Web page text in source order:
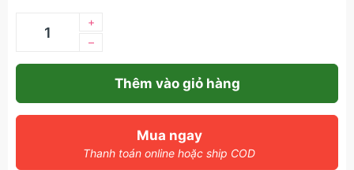
–
+
Thêm vào giỏ hàng
Mua ngay
Thanh toán online hoặc ship COD